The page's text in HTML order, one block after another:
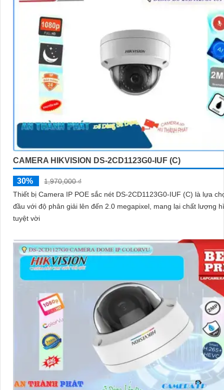
CAMERA HIKVISION DS-2CD1123G0-IUF (C)
30%
1,970,000 ₫
Thiết bị Camera IP POE sắc nét DS-2CD1123G0-IUF (C) là lựa
đầu với độ phân giải lên đến 2.0 megapixel, mang lại chất lượng
tuyệt vời